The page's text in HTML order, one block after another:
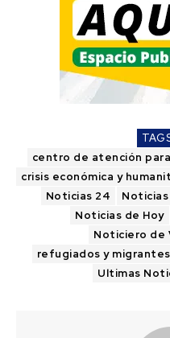
centro de atención
crisis económica y
Noticias 24
Noticias de Hoy
Noticiero de
refugiados y
Ultimas